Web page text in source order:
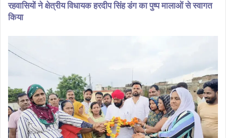
रहवासियों ने क्षेत्रीय विधायक हरदीप सिंह डंग का पुष्प मालाओं से स्वागत
किया